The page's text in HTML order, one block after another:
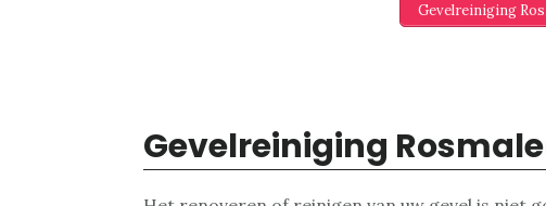
Gevelreiniging
Gevelreiniging